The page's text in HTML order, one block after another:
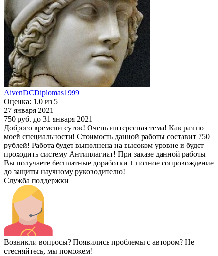
AivenDCDiplomas1999
Оценка: 1.0 из 5
27 января 2021
750 руб. до 31 января 2021
Доброго времени суток! Очень интересная тема! Как раз по
моей специальности! Стоимость данной работы составит 750
рублей! Работа будет выполнена на высоком уровне и будет
проходить систему Антиплагиат! При заказе данной работы
Вы получаете бесплатные доработки + полное сопровождение
до защиты научному руководителю!
Служба поддержки
Возникли вопросы? Появились проблемы с автором? Не
стесняйтесь, мы поможем!